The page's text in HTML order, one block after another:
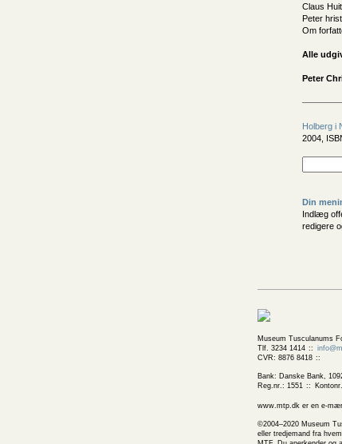
Claus
Peter
Om
Alle
Peter
Holberg i
2004,
Din
Indlæg
redigere
Museum Tusculanums
Tlf. 3234 1414
CVR: 8876 8418
Bank: Danske Bank,
Reg.nr.: 1551
www.mtp.dk er en e-
©2004–2020 Museum
eller tredjemand fra